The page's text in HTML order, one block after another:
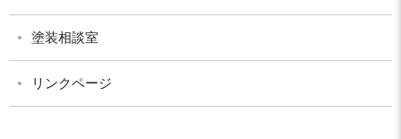
塗装相談室
リンクページ